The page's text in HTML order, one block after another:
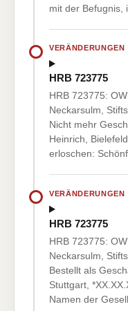
mit der Befugnis,
VERÄNDERUNGEN
HRB 723775
HRB 723775:
Neckarsulm,
Nicht mehr
Heinrich,
erloschen:
VERÄNDERUNGEN
HRB 723775
HRB 723775:
Neckarsulm,
Bestellt als
Stuttgart,
Namen der